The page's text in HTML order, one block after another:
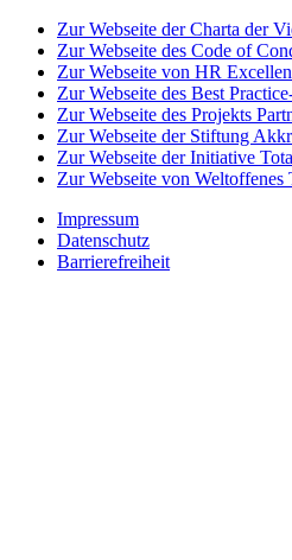
Zur Webseite der Charta der
Zur Webseite des Code of
Zur Webseite von HR
Zur Webseite des Best
Zur Webseite des Projekts
Zur Webseite der Stiftung
Zur Webseite der Initiative
Zur Webseite von Weltoffenes
Impressum
Datenschutz
Barrierefreiheit